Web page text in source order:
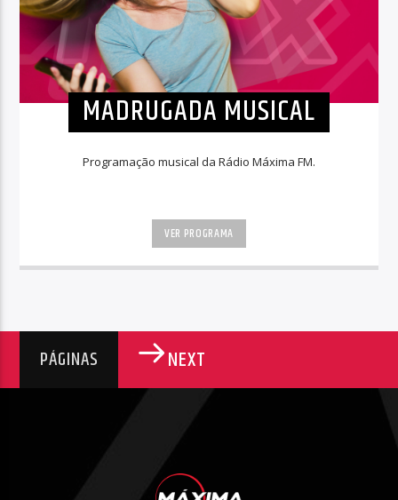
MADRUGADA MUSICAL
Programação musical da Rádio Máxima FM.
VER PROGRAMA
PÁGINAS NEXT